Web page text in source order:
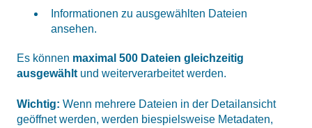
Informationen zu ausgewählten Dateien
ansehen.
Es können maximal 500 Dateien gleichzeitig
ausgewählt und weiterverarbeitet werden.
Wichtig: Wenn mehrere Dateien in der Detailansicht
geöffnet werden, werden biespielsweise Metadaten,